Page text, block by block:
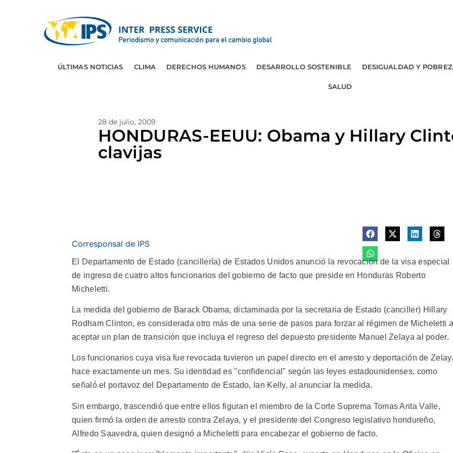
ÚLTIMAS NOTICIAS CLIMA DERECHOS HUMANOS DESARROLLO SOSTENIBLE DESIGUALDAD Y
SALUD
28 de julio, 2009
HONDURAS-EEUU: Obama y Hillary
clavijas
Corresponsal de IPS
El Departamento de Estado (cancillería) de Estados Unidos anunció la revocación de la visa especial
de ingreso de cuatro altos funcionarios del gobierno de facto que preside en Honduras Roberto
Micheletti.
La medida del gobierno de Barack Obama, dictaminada por la secretaria de Estado (canciller) Hillary
Rodham Clinton, es considerada otro más de una serie de pasos para forzar al régimen de Micheletti a
aceptar un plan de transición que incluya el regreso del depuesto presidente Manuel Zelaya al poder.
Los funcionarios cuya visa fue revocada tuvieron un papel directo en el arresto y deportación de
hace exactamente un mes. Su identidad es "confidencial" según las leyes estadounidenses, como
señaló el portavoz del Departamento de Estado, Ian Kelly, al anunciar la medida.
Sin embargo, trascendió que entre ellos figuran el miembro de la Corte Suprema Tomas Arita Valle,
quien firmó la orden de arresto contra Zelaya, y el presidente del Congreso legislativo hondureño,
Alfredo Saavedra, quien designó a Micheletti para encabezar el gobierno de facto.